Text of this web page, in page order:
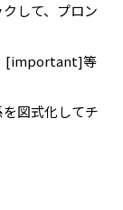
して、プロン
[important]等
図式化してチ